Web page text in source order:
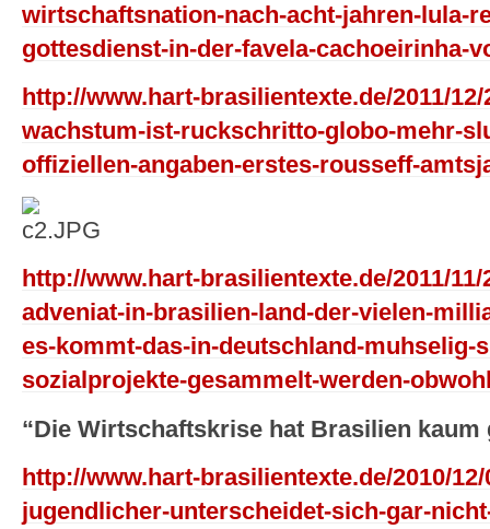
wirtschaftsnation-nach-acht-jahren-lula-
gottesdienst-in-der-favela-cachoeirinha-
http://www.hart-brasilientexte.de/2011/
wachstum-ist-ruckschritto-globo-mehr-
offiziellen-angaben-erstes-rousseff-
http://www.hart-brasilientexte.de/2011/
adveniat-in-brasilien-land-der-vielen-
es-kommt-das-in-deutschland-muhselig-
sozialprojekte-gesammelt-werden-
“Die Wirtschaftskrise hat Brasilien kaum
http://www.hart-brasilientexte.de/2010/
jugendlicher-unterscheidet-sich-gar-